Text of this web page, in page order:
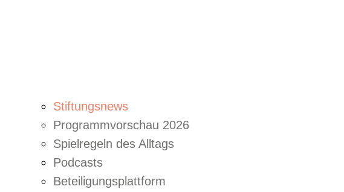
Stiftungsnews
Programmvorschau 2026
Spielregeln des Alltags
Podcasts
Beteiligungsplattform